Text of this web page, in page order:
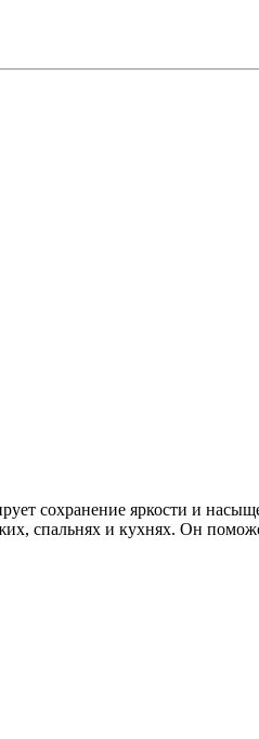
сохранение яркости и
спальнях и кухнях. Он